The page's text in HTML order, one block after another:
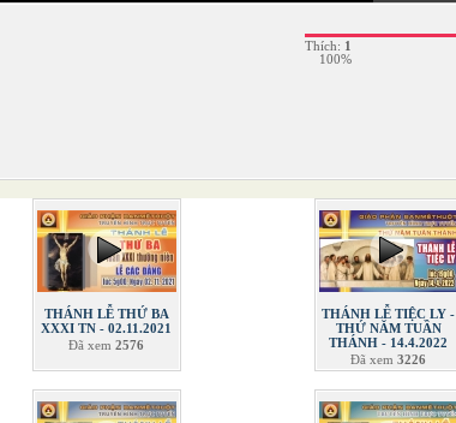
Thích: 1
100%
THÁNH LỄ THỨ BA
XXXI TN - 02.11.2021
Đã xem2576
THÁNH LỄ TIỆC LY -
THỨ NĂM TUẦN
THÁNH - 14.4.2022
Đã xem3226